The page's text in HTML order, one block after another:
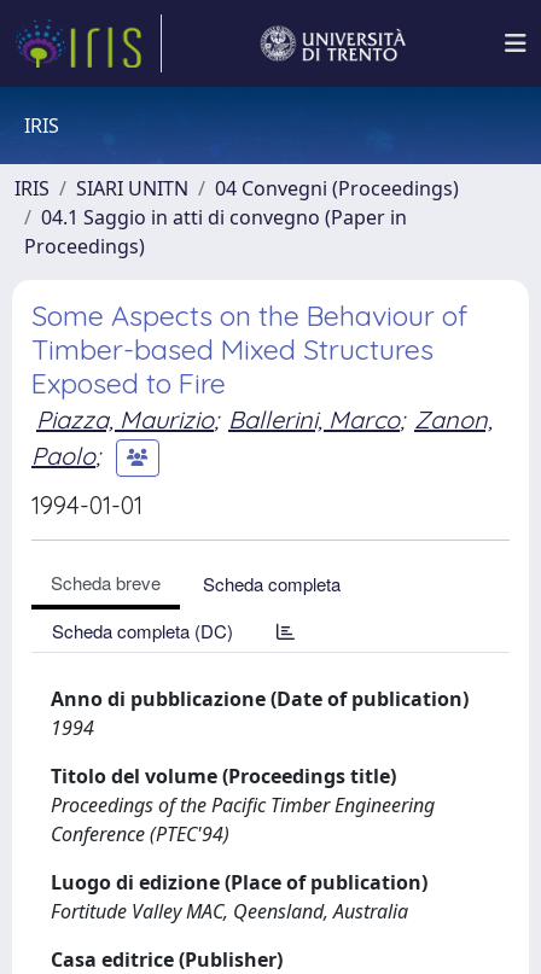
IRIS
IRIS SIARI UNITN
04 Convegni (Proceedings)
04.1 Saggio in atti di convegno (Paper in
Proceedings)
Some Aspects on the Behaviour of
Timber-based Mixed Structures
Exposed to Fire
Piazza, Maurizio; Ballerini, Marco; Zanon,
Paolo;
1994-01-01
Scheda breve
Scheda completa
Scheda completa (DC)
Anno di pubblicazione (Date of publication)
1994
Titolo del volume (Proceedings title)
Proceedings of the Pacific Timber Engineering
Conference (PTEC'94)
Luogo di edizione (Place of publication)
Fortitude Valley MAC, Qeensland, Australia
Casa editrice (Publisher)